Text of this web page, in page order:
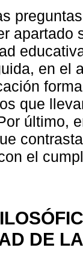
apartado
en el
que
último,
el
DE